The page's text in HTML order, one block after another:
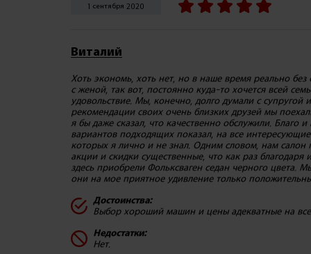
1 сентября 2020
Виталий
Хоть экономь, хоть нет, но в наше время реально
с женой, так вот, постоянно куда-то хочется всей
удовольствие. Мы, конечно, долго думали с
рекомендации своих очень близких друзей мы
я бы даже сказал, что качественно обслужили.
вариантов подходящих показал, на все
которых я лично и не знал. Одним словом, нам
акции и скидки существенные, что как раз
здесь приобрели Фольксваген седан черного цвета.
они на мое приятное удивление только
Достоинства:
Выбор хороший машин и цены адекватные на
Недостатки:
Нет.